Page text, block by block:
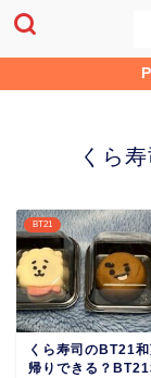
くら
BT21
くら寿司のBT21
帰りできる？